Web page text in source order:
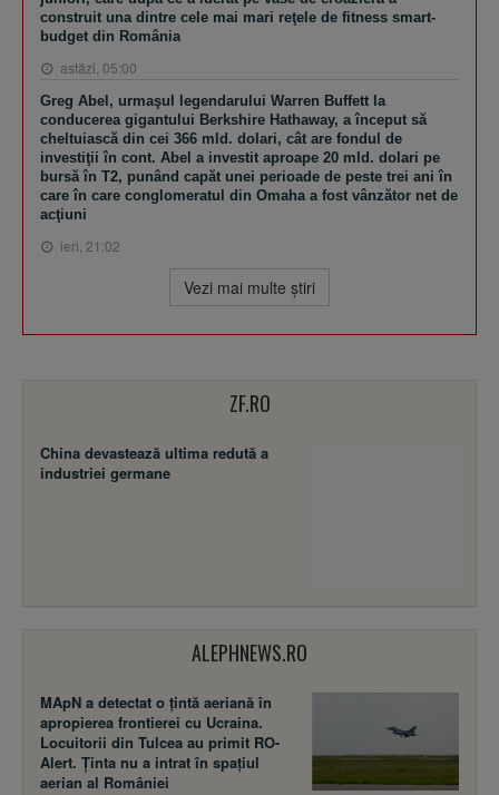
construit una dintre cele mai mari reţele de fitness smart-
budget din România
astăzi, 05:00
Greg Abel, urmaşul legendarului Warren Buffett la
conducerea gigantului Berkshire Hathaway, a început să
cheltuiască din cei 366 mld. dolari, cât are fondul de
investiţii în cont. Abel a investit aproape 20 mld. dolari pe
bursă în T2, punând capăt unei perioade de peste trei ani în
care în care conglomeratul din Omaha a fost vânzător net de
acţiuni
ieri, 21:02
Vezi mai multe ştiri
ZF.RO
China devastează ultima redută a
industriei germane
ALEPHNEWS.RO
MApN a detectat o țintă aeriană în
apropierea frontierei cu Ucraina.
Locuitorii din Tulcea au primit RO-
Alert. Ținta nu a intrat în spațiul
aerian al României